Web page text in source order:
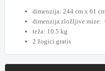
dimenzija: 244 cm x 61
dimenzija zložljive mize:
teža: 10.5 kg
2 žogici gratis